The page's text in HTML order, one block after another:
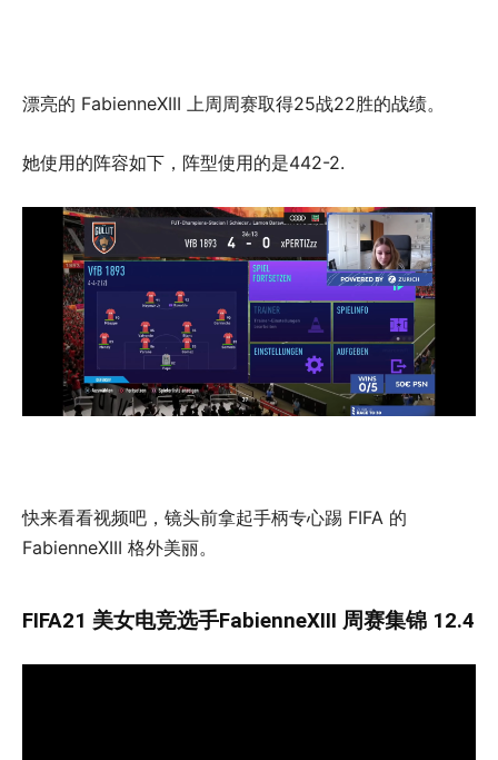
漂亮的 FabienneXIII 上周周赛取得25战22胜的战绩。
她使用的阵容如下，阵型使用的是442-2.
快来看看视频吧，镜头前拿起手柄专心踢 FIFA 的
FabienneXIII 格外美丽。
FIFA21 美女电竞选手FabienneXIII 周赛集锦 12.4